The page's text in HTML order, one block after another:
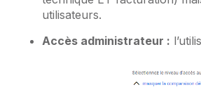
utilisateurs.
Accès administrateur :